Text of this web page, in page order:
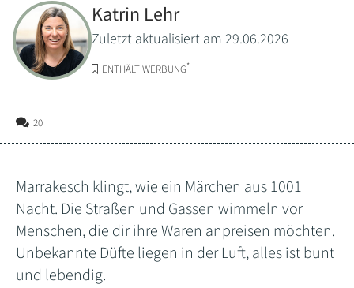
Katrin Lehr
Zuletzt aktualisiert am 29.06.2026
ENTHÄLT WERBUNG*
20
Marrakesch klingt, wie ein Märchen aus 1001
Nacht. Die Straßen und Gassen wimmeln vor
Menschen, die dir ihre Waren anpreisen möchten.
Unbekannte Düfte liegen in der Luft, alles ist bunt
und lebendig.